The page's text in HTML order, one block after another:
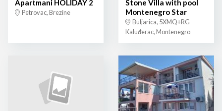
Apartmani HOLIDAY 2
Petrovac, Brezine
Stone Villa with pool
Montenegro Star
Buljarica, 5XMQ+RG
Kaluđerac, Montenegro